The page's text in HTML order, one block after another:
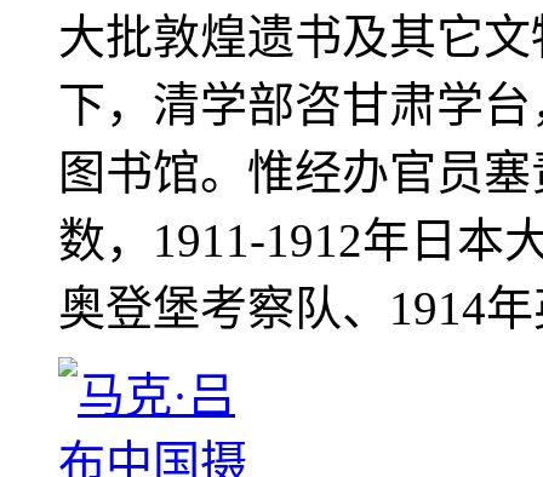
大批敦煌遗书及其它
下，清学部咨甘肃学
图书馆。惟经办官员
数，1911-1912年日本
奥登堡考察队、1914